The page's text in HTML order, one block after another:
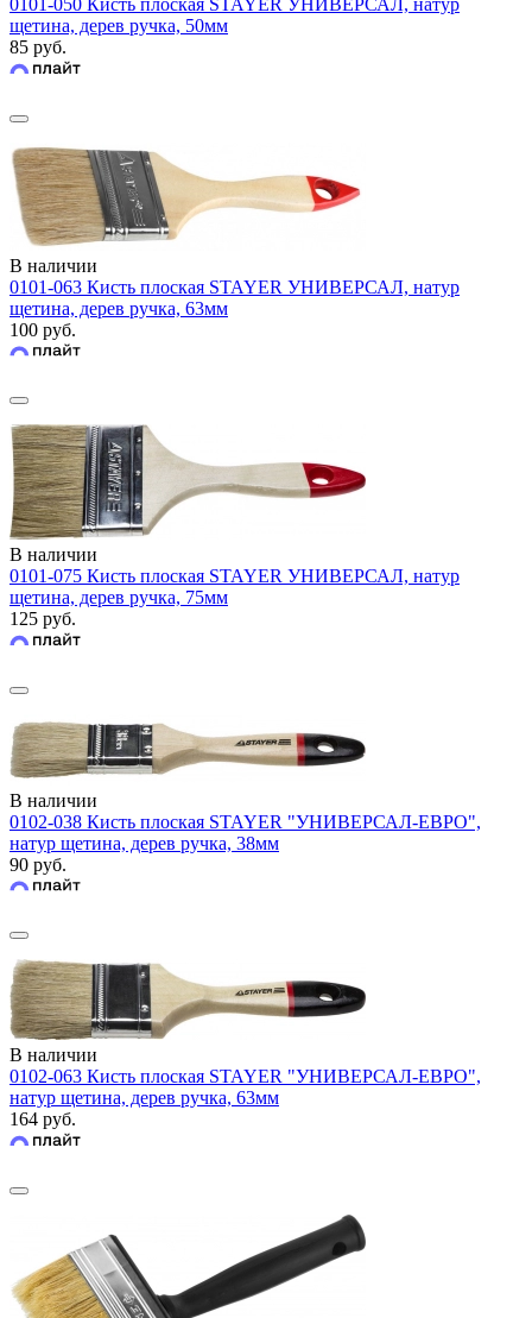
0101-050 Кисть плоская STAYER УНИВЕРСАЛ, натур
щетина, дерев ручка, 50мм
85 руб.
В наличии
0101-063 Кисть плоская STAYER УНИВЕРСАЛ, натур
щетина, дерев ручка, 63мм
100 руб.
В наличии
0101-075 Кисть плоская STAYER УНИВЕРСАЛ, натур
щетина, дерев ручка, 75мм
125 руб.
В наличии
0102-038 Кисть плоская STAYER "УНИВЕРСАЛ-ЕВРО",
натур щетина, дерев ручка, 38мм
90 руб.
В наличии
0102-063 Кисть плоская STAYER "УНИВЕРСАЛ-ЕВРО",
натур щетина, дерев ручка, 63мм
164 руб.